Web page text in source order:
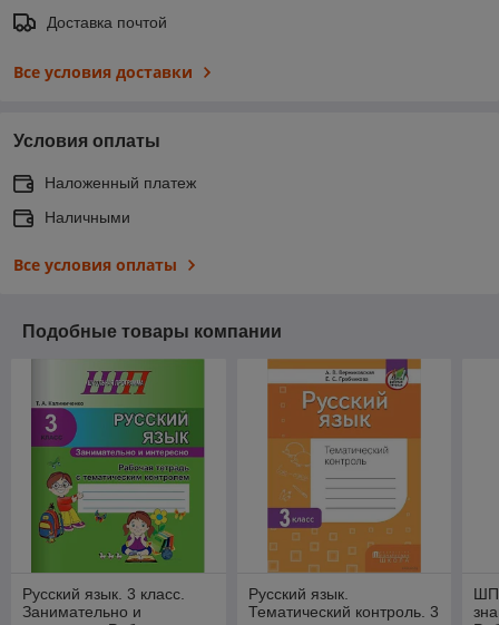
Доставка почтой
Все условия доставки
Условия оплаты
Наложенный платеж
Наличными
Все условия оплаты
Подобные товары компании
Русский язык. 3 класс.
Занимательно и
Русский язык.
Тематический контроль. 3